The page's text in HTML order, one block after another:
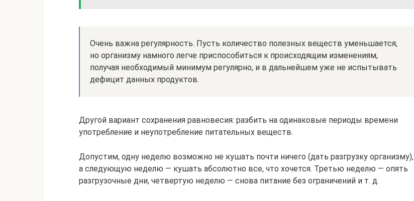
Очень важна регулярность. Пусть количество полезных веществ уменьшается,
но организму намного легче приспособиться к происходящим изменениям,
получая необходимый минимум регулярно, и в дальнейшем уже не испытывать
дефицит данных продуктов.
Другой вариант сохранения равновесия: разбить на одинаковые периоды времени
употребление и неупотребление питательных веществ.
Допустим, одну неделю возможно не кушать почти ничего (дать разгрузку организму),
а следующую неделю — кушать абсолютно все, что хочется. Третью неделю — опять
разгрузочные дни, четвертую неделю — снова питание без ограничений и т. д.